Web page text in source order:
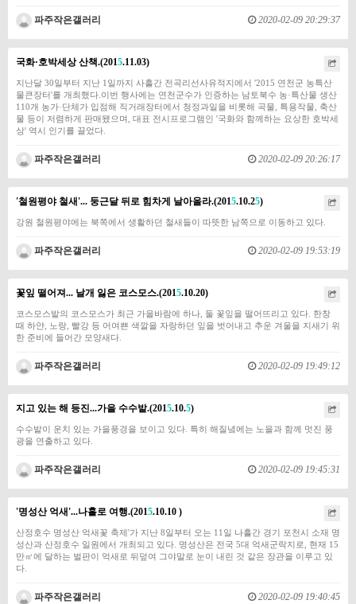
파주작은갤러리 2020-02-09 20:29:37
국화·호박세상 산책.(2015.11.03)
​​​지난달 30일부터 지난 1일까지 사흘간 전곡리선사유적지에서 '2015 연천군 농특산
물큰장터'를 개최했다.이번 행사에는 연천군수가 인증하는 남토북수 농·특산물 생산
110개 농가·단체가 입점해 직거래장터에서 청정과일을 비롯해 곡물, 특용작물, 축산
물 등이 저렴하게 판매됐으며, 대표 전시프로그램인 '국화와 함께하는 요상한 호박세
상' 역시 인기를 끌었다.
파주작은갤러리 2020-02-09 20:26:17
'철원평야 철새'... 둥근달 뒤로 힘차게 날아올라.(2015.10.25)
​강원 철원평야에는 북쪽에서 생활하던 철새들이 따뜻한 남쪽으로 이동하고 있다.
파주작은갤러리 2020-02-09 19:53:19
꽃잎 떨어져... 날개 잃은 코스모스.(2015.10.20)
​​​​코스모스밭의 코스모스가 최근 가을바람에 하나, 둘 꽃잎을 떨어뜨리고 있다. 한창
때 하얀, 노랑, 빨강 등 어여쁜 색깔을 자랑하던 잎을 벗어내고 추운 겨울을 지새기 위
한 준비에 들어간 모양새다.
파주작은갤러리 2020-02-09 19:49:12
지고 있는 해 등진...가을 수수밭.(2015.10.5)
​​수수밭이 운치 있는 가을풍경을 보이고 있다. 특히 해질녘에는 노을과 함께 멋진 풍
광을 연출하고 있다.
파주작은갤러리 2020-02-09 19:45:31
'명성산 억새'...나홀로 여행.(2015.10.10 )
​​​​​​​​산정호수 명성산 억새꽃 축제'가 지난 8일부터 오는 11일 나흘간 경기 포천시 소재 명
성산과 산정호수 일원에서 개최되고 있다. 명성산은 전국 5대 억새군락지로, 현재 15
만㎡에 달하는 벌판이 억새로 뒤덮여 그야말로 눈이 내린 것 같은 장관을 이루고 있
다.
파주작은갤러리 2020-02-09 19:40:45